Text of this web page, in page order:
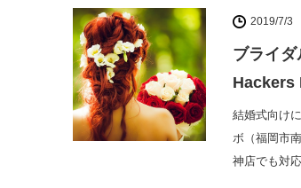
2019/7/3
ブライ
Hackers
結婚式向け
ボ（福岡市
神店でも対